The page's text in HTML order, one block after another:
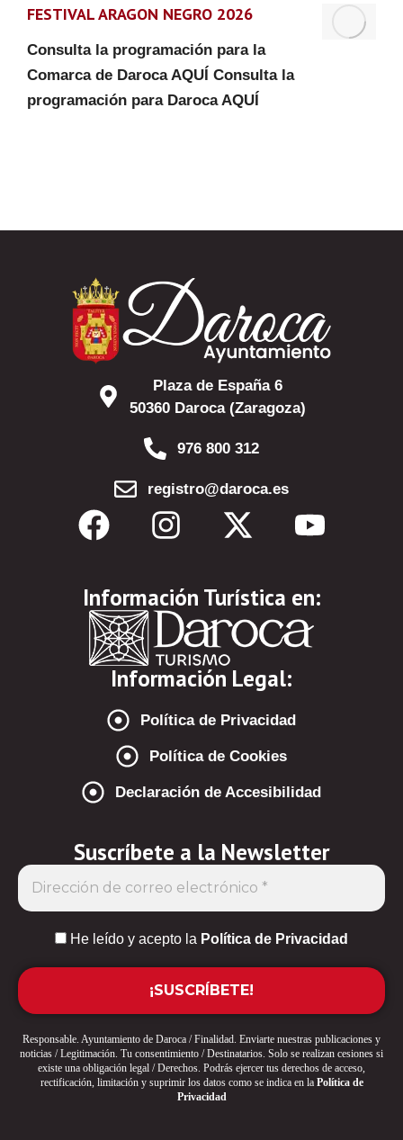
FESTIVAL ARAGON NEGRO 2026
Consulta la programación para la
Comarca de Daroca AQUÍ Consulta la
programación para Daroca AQUÍ
Plaza de España 6
50360 Daroca (Zaragoza)
976 800 312
registro@daroca.es
Información Turística en:
Información Legal:
Política de Privacidad
Política de Cookies
Declaración de Accesibilidad
Suscríbete a la Newsletter
He leído y acepto la Política de Privacidad
Responsable. Ayuntamiento de Daroca / Finalidad. Enviarte nuestras publicaciones y
noticias / Legitimación. Tu consentimiento / Destinatarios. Solo se realizan cesiones si
existe una obligación legal / Derechos. Podrás ejercer tus derechos de acceso,
rectificación, limitación y suprimir los datos como se indica en la Política de
Privacidad